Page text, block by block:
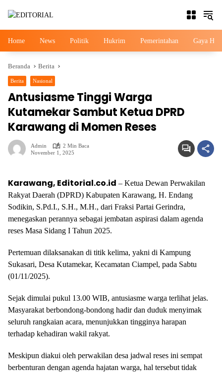
Home News Politik Hukrim Pemerintahan Gaya
Beranda Berita
Berita Nasional
Antusiasme Tinggi Warga
Kutamekar Sambut Ketua DPRD
Karawang di Momen Reses
Admin
2 Min Baca
November 1, 2025
Karawang, Editorial.co.id – Ketua Dewan Perwakilan
Rakyat Daerah (DPRD) Kabupaten Karawang, H. Endang
Sodikin, S.Pd.I., S.H., M.H., dari Fraksi Partai Gerindra,
menegaskan perannya sebagai jembatan aspirasi dalam agenda
reses Masa Sidang I Tahun 2025.
Pertemuan dilaksanakan di titik kelima, yakni di Kampung
Sukasari, Desa Kutamekar, Kecamatan Ciampel, pada Sabtu
(01/11/2025).
Sejak dimulai pukul 13.00 WIB, antusiasme warga terlihat jelas.
Masyarakat berbondong-bondong hadir dan duduk menyimak
seluruh rangkaian acara, menunjukkan tingginya harapan
terhadap kehadiran wakil rakyat.
Meskipun diakui oleh perwakilan desa jadwal reses ini sempat
berbenturan dengan agenda hajatan warga, hal tersebut tidak